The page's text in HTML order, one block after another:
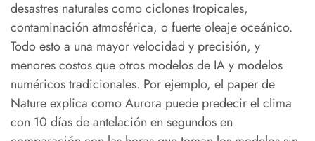
desastres naturales como ciclones tropicales,
contaminación atmosférica, o fuerte oleaje oceánico.
Todo esto a una mayor velocidad y precisión, y
menores costos que otros modelos de IA y modelos
numéricos tradicionales. Por ejemplo, el paper de
Nature explica como Aurora puede predecir el clima
con 10 días de antelación en segundos en